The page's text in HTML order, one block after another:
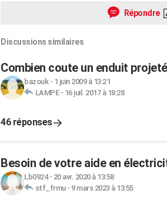
Répondre
Discussions similaires
Combien coute un enduit
bazouk- 1 juin 2009 à 13:21
LAMPE- 16 juil. 2017 à 18:28
46 réponses
Besoin de votre aide en
Lb0924- 20 avr. 2020 à 13:58
stf_frmu- 9 mars 2023 à 13:55